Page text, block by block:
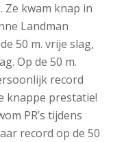
Ze kwam knap in
Landman
50 m. vrije slag,
Op de 50 m.
record
knappe prestatie!
PR’s tijdens
record op de 50